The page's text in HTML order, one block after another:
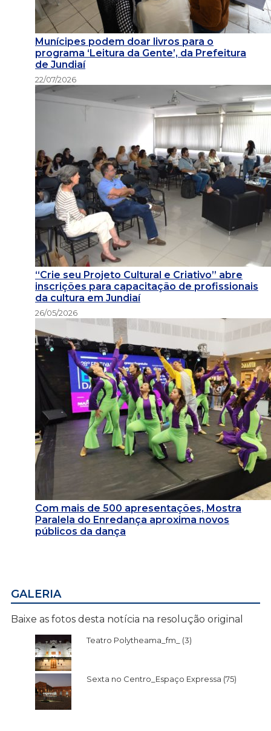
Munícipes podem doar livros para o
programa ‘Leitura da Gente’, da Prefeitura
de Jundiaí
22/07/2026
“Crie seu Projeto Cultural e Criativo” abre
inscrições para capacitação de profissionais
da cultura em Jundiaí
26/05/2026
Com mais de 500 apresentações, Mostra
Paralela do Enredança aproxima novos
públicos da dança
GALERIA
Baixe as fotos desta notícia na resolução original
Teatro Polytheama_fm_ (3)
Sexta no Centro_Espaço Expressa (75)